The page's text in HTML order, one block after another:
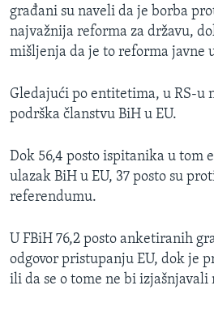
građani su naveli da je borba
najvažnija reforma za državu,
mišljenja da je to reforma javne
Gledajući po entitetima, u RS-u
podrška članstvu BiH u EU.
Dok 56,4 posto ispitanika u tom
ulazak BiH u EU, 37 posto su
referendumu.
U FBiH 76,2 posto anketiranih
odgovor pristupanju EU, dok je
ili da se o tome ne bi